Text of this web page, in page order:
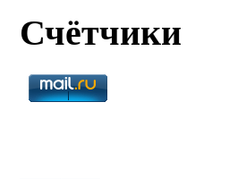
Счётчики